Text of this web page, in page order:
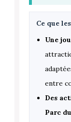
Ce que
Une
entre
Des
Parc